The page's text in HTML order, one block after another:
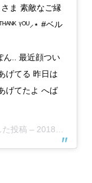
ま 素敵なご縁
ᵞᴼᵁ⸝⋆ #ベル
ん.. 最近顔つい
げてる 昨日は
げてたよ へば
た投稿 – 2018年12月月21日午前5時28分PST